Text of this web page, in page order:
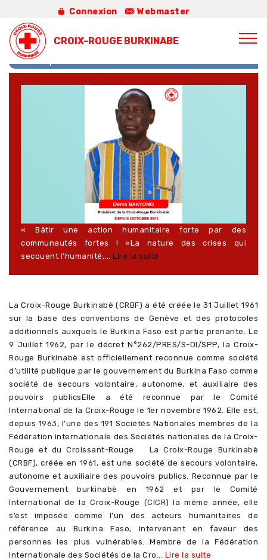
Connexion Webmaster
CROIX-ROUGE BURKINABE
La Croix-Rouge Burkinabè (CRBF) a été créée le 31 Juillet 1961
sur la base des conventions de Genève et des protocoles
additionnels auxquels le Burkina Faso est partie prenante. Le
9 Juillet 1962, par le décret N°262/PRES/S-DI/SPP, la Croix-
Rouge Burkinabè est officiellement reconnue comme société
d’utilité publique par le gouvernement du Burkina Faso comme
société de secours volontaire, autonome, et auxiliaire des
pouvoirs publicsElle a été reconnue par le Comité
International de la Croix-Rouge le 1er novembre 1962. Elle est,
depuis 1963, l’une des 191 Sociétés Nationales membres de la
Fédération internationale des Sociétés nationales de la Croix-
Rouge et du Croissant-Rouge. La Croix-Rouge Burkinabè
(CRBF), créée en 1961, est une société de secours volontaire,
autonome et auxiliaire des pouvoirs publics. Reconnue par le
Gouvernement burkinabè en 1962 et par le Comité
International de la Croix-Rouge (CICR) la même année, elle
s’est imposée comme l’un des acteurs humanitaires de
référence au Burkina Faso, intervenant en faveur des
personnes les plus vulnérables. Membre de la Fédération
Internationale des Sociétés de la Cro... Lire la suite
Mot du président
« Bâtir une action humanitaire forte par des
communautés fortes ! »La nature des crises qui
secouent l’humanité,... Lire la suite